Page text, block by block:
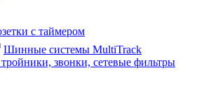
с таймером
Шинные системы MultiTrack
звонки, сетевые фильтры